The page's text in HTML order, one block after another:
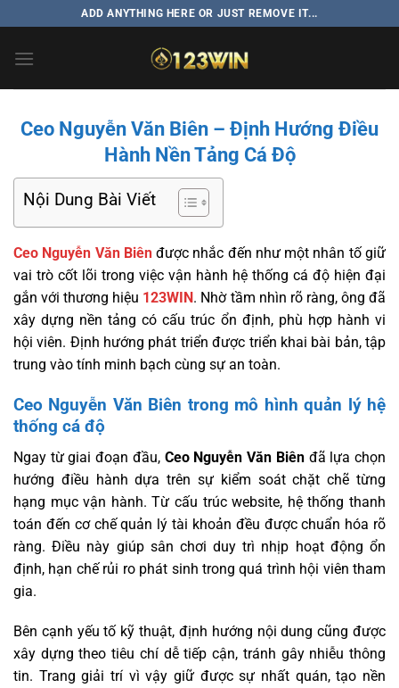
qua
nội
ADD ANYTHING HERE OR JUST REMOVE IT...
Ceo Nguyễn Văn Biên – Định Hướng Điều
Hành Nền Tảng Cá Độ
Nội Dung Bài Viết
Ceo Nguyễn Văn Biênđược nhắc đến như một nhân tố giữ
vai trò cốt lõi trong việc vận hành hệ thống cá độ hiện đại
gắn với thương hiệu 123WIN . Nhờ tầm nhìn rõ ràng, ông đã
xây dựng nền tảng có cấu trúc ổn định, phù hợp hành vi
hội viên. Định hướng phát triển được triển khai bài bản, tập
trung vào tính minh bạch cùng sự an toàn.
Ceo Nguyễn Văn Biên trong mô hình quản lý hệ
thống cá độ
Ngay từ giai đoạn đầu, Ceo Nguyễn Văn Biênđã lựa chọn
hướng điều hành dựa trên sự kiểm soát chặt chẽ từng
hạng mục vận hành. Từ cấu trúc website, hệ thống thanh
toán đến cơ chế quản lý tài khoản đều được chuẩn hóa rõ
ràng. Điều này giúp sân chơi duy trì nhịp hoạt động ổn
định, hạn chế rủi ro phát sinh trong quá trình hội viên tham
gia.
Bên cạnh yếu tố kỹ thuật, định hướng nội dung cũng được
xây dựng theo tiêu chí dễ tiếp cận, tránh gây nhiễu thông
tin. Trang giải trí vì vậy giữ được sự nhất quán, tạo nền